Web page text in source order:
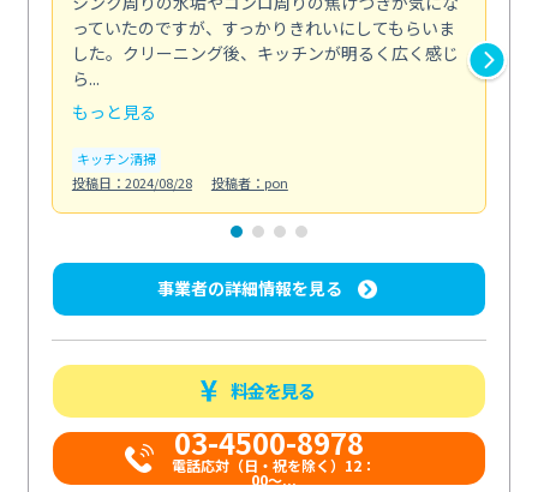
っていたのですが、すっかりきれいにしてもらいま
した。クリーニング後、キッチンが明るく広く感じ
ら...
もっと見る
キッチン清掃
投稿日：2024/08/28
投稿者：pon
事業者の詳細情報を見る
料金を見る
03-4500-8978
電話応対（日・祝を除く）12：
00～...